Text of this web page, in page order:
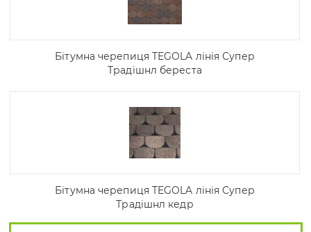
Бітумна черепиця TEGOLA лінія Супер
Традішнл береста
Бітумна черепиця TEGOLA лінія Супер
Традішнл кедр